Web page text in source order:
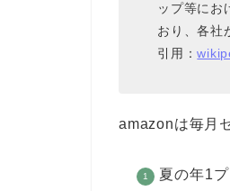
ップ等にお
おり、各社
引用：
amazonは毎月
夏の年1